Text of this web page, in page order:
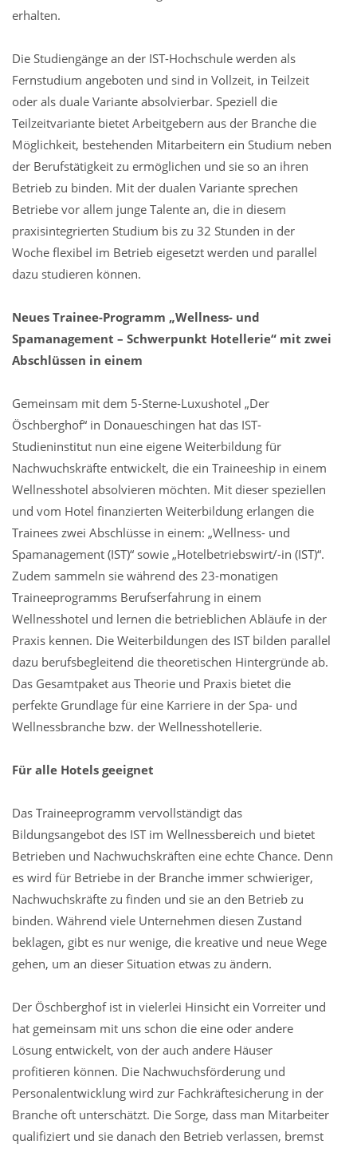
erhalten.
Die Studiengänge an der IST-Hochschule werden als
Fernstudium angeboten und sind in Vollzeit, in Teilzeit
oder als duale Variante absolvierbar. Speziell die
Teilzeitvariante bietet Arbeitgebern aus der Branche die
Möglichkeit, bestehenden Mitarbeitern ein Studium neben
der Berufstätigkeit zu ermöglichen und sie so an ihren
Betrieb zu binden. Mit der dualen Variante sprechen
Betriebe vor allem junge Talente an, die in diesem
praxisintegrierten Studium bis zu 32 Stunden in der
Woche flexibel im Betrieb eigesetzt werden und parallel
dazu studieren können.
Neues Trainee-Programm „Wellness- und
Spamanagement – Schwerpunkt Hotellerie“ mit zwei
Abschlüssen in einem
Gemeinsam mit dem 5-Sterne-Luxushotel „Der
Öschberghof“ in Donaueschingen hat das IST-
Studieninstitut nun eine eigene Weiterbildung für
Nachwuchskräfte entwickelt, die ein Traineeship in einem
Wellnesshotel absolvieren möchten. Mit dieser speziellen
und vom Hotel finanzierten Weiterbildung erlangen die
Trainees zwei Abschlüsse in einem: „Wellness- und
Spamanagement (IST)“ sowie „Hotelbetriebswirt/-in (IST)“.
Zudem sammeln sie während des 23-monatigen
Traineeprogramms Berufserfahrung in einem
Wellnesshotel und lernen die betrieblichen Abläufe in der
Praxis kennen. Die Weiterbildungen des IST bilden parallel
dazu berufsbegleitend die theoretischen Hintergründe ab.
Das Gesamtpaket aus Theorie und Praxis bietet die
perfekte Grundlage für eine Karriere in der Spa- und
Wellnessbranche bzw. der Wellnesshotellerie.
Für alle Hotels geeignet
Das Traineeprogramm vervollständigt das
Bildungsangebot des IST im Wellnessbereich und bietet
Betrieben und Nachwuchskräften eine echte Chance. Denn
es wird für Betriebe in der Branche immer schwieriger,
Nachwuchskräfte zu finden und sie an den Betrieb zu
binden. Während viele Unternehmen diesen Zustand
beklagen, gibt es nur wenige, die kreative und neue Wege
gehen, um an dieser Situation etwas zu ändern.
Der Öschberghof ist in vielerlei Hinsicht ein Vorreiter und
hat gemeinsam mit uns schon die eine oder andere
Lösung entwickelt, von der auch andere Häuser
profitieren können. Die Nachwuchsförderung und
Personalentwicklung wird zur Fachkräftesicherung in der
Branche oft unterschätzt. Die Sorge, dass man Mitarbeiter
qualifiziert und sie danach den Betrieb verlassen, bremst